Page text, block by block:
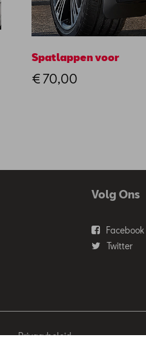
Spatlappen voor
€ 70,00
Volg Ons
Facebook
Twitter
Privacybeleid